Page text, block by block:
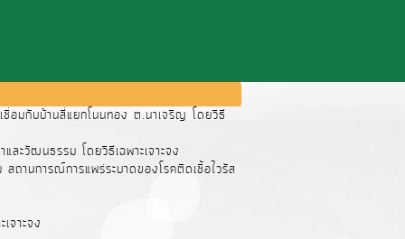
ชื่อมกับบ้านสี่แยกโนนทอง ต.นาเจริญ โดยวิธี
ะวัฒนธรรม โดยวิธีเฉพาะเจาะจง
สถานการณ์การแพร่ระบาดของโรคติดเชื้อไวรัส
จาะจง